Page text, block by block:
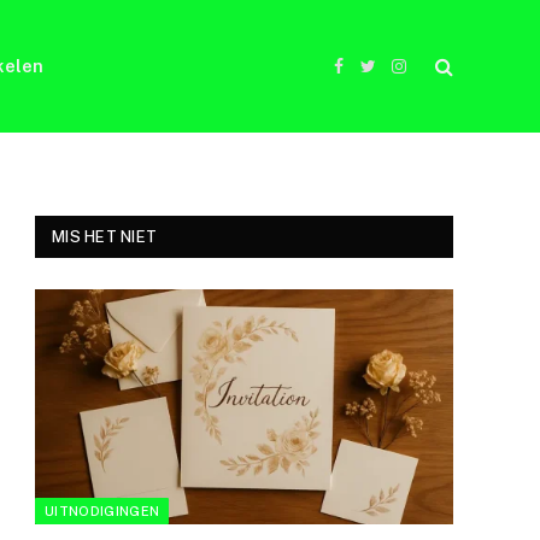
Facebook
TwitterInstagram
MIS HET NIET
UITNODIGINGEN